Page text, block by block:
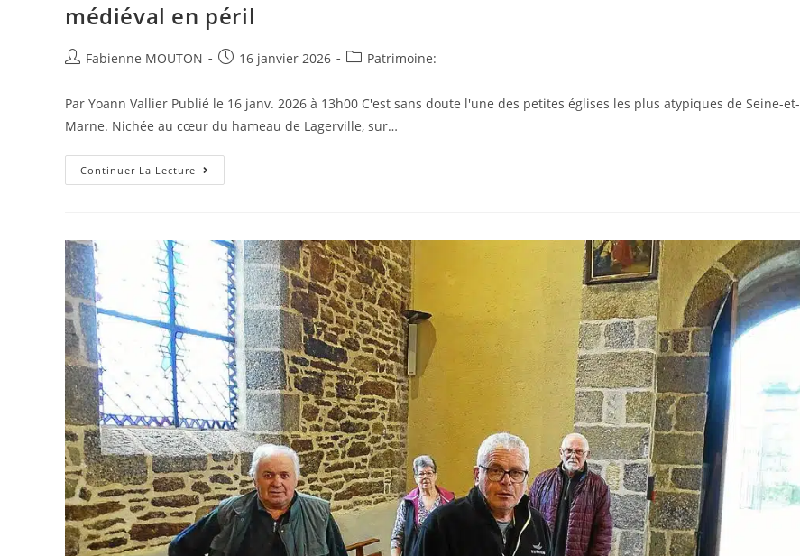
médiéval en péril
Auteur/autrice
la
publication :
Fabienne MOUTON
Post16 janvier 2026
PostPatrimoine:
Par Yoann Vallier Publié le 16 janv. 2026 à 13h00 C'est sans doute l'une des petites églises les plus atypiques de Seine-et-
Marne. Nichée au cœur du hameau de Lagerville, sur…
Continuer La Lecture Seine-
Et-
L’église
Sans
Clocher
Joyau
Médiéval
En
Péril